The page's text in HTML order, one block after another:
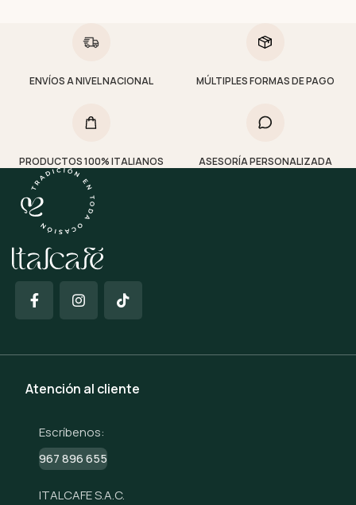
ENVÍOS A NIVEL NACIONAL MÚLTIPLES FORMAS DE PAGO
PRODUCTOS 100% ITALIANOS ASESORÍA PERSONALIZADA
Atención al cliente
Escríbenos:
967 896 655
ITALCAFE S.A.C.